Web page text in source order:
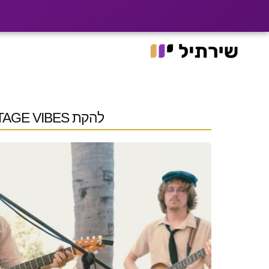
רוצים שלקוחות
Skip
להקת VINTAGE VIBES | להקה לקבלת פנים